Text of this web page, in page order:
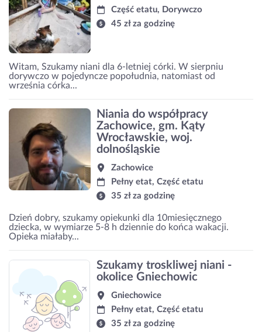
Część etatu, Dorywczo
45 zł za godzinę
Witam, Szukamy niani dla 6-letniej córki. W sierpniu
dorywczo w pojedyncze popołudnia, natomiast od
września córka...
Niania do współpracy
Zachowice, gm. Kąty
Wrocławskie, woj.
dolnośląskie
Zachowice
Pełny etat, Część etatu
35 zł za godzinę
Dzień dobry, szukamy opiekunki dla 10miesięcznego
dziecka, w wymiarze 5-8 h dziennie do końca wakacji.
Opieka miałaby...
Szukamy troskliwej niani -
okolice Gniechowic
Gniechowice
Pełny etat, Część etatu
35 zł za godzinę